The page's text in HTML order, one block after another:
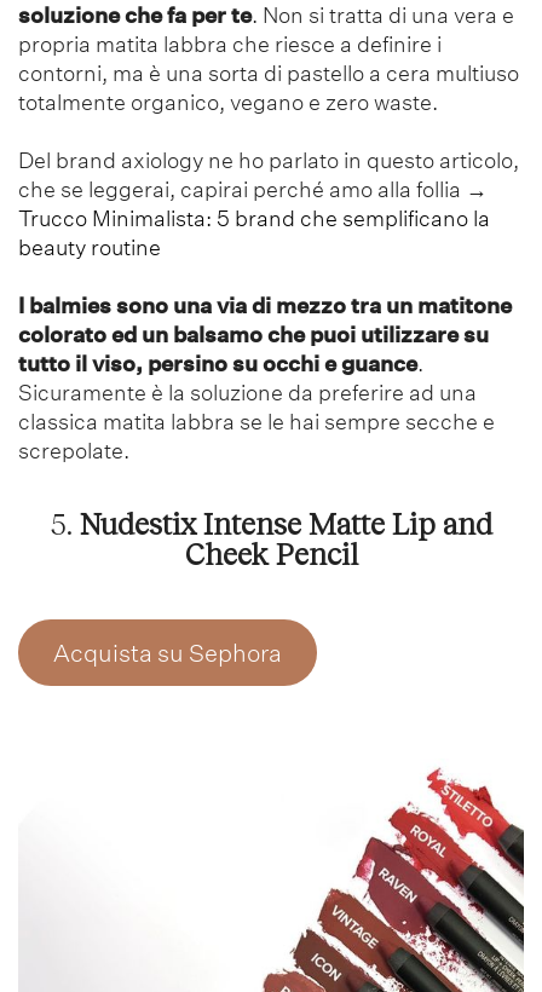
soluzione che fa per te. Non si tratta di una vera e
propria matita labbra che riesce a definire i
contorni, ma è una sorta di pastello a cera multiuso
totalmente organico, vegano e zero waste.
Del brand axiology ne ho parlato in questo articolo,
che se leggerai, capirai perché amo alla follia →
Trucco Minimalista: 5 brand che semplificano la
beauty routine
I balmies sono una via di mezzo tra un matitone
colorato ed un balsamo che puoi utilizzare su
tutto il viso, persino su occhi e guance.
Sicuramente è la soluzione da preferire ad una
classica matita labbra se le hai sempre secche e
screpolate.
5. Nudestix Intense Matte Lip and
Cheek Pencil
Acquista su Sephora